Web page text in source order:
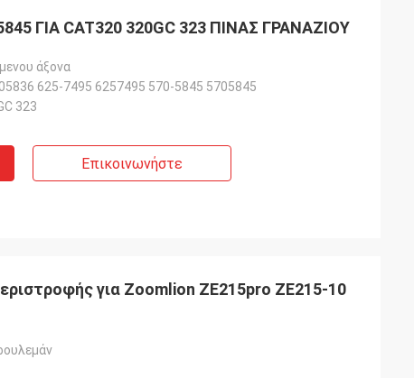
ΓΙΑ CAT320 320GC 323 ΠΙΝΑΣ ΓΡΑΝΑΖΙΟΥ
άξονα
625-7495 6257495 570-5845 5705845
323
Επικοινωνήστε
για Zoomlion ZE215pro ZE215-10